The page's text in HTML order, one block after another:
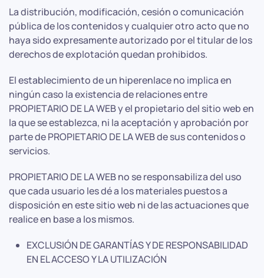
La distribución, modificación, cesión o comunicación
pública de los contenidos y cualquier otro acto que no
haya sido expresamente autorizado por el titular de los
derechos de explotación quedan prohibidos.
El establecimiento de un hiperenlace no implica en
ningún caso la existencia de relaciones entre
PROPIETARIO DE LA WEB y el propietario del sitio web en
la que se establezca, ni la aceptación y aprobación por
parte de PROPIETARIO DE LA WEB de sus contenidos o
servicios.
PROPIETARIO DE LA WEB no se responsabiliza del uso
que cada usuario les dé a los materiales puestos a
disposición en este sitio web ni de las actuaciones que
realice en base a los mismos.
EXCLUSIÓN DE GARANTÍAS Y DE RESPONSABILIDAD
EN EL ACCESO Y LA UTILIZACIÓN